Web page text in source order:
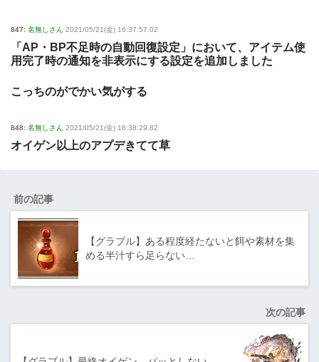
847: 名無しさん 2021/05/21(金) 16:37:57.02
「AP・BP不足時の自動回復設定」において、アイテム使
用完了時の通知を非表示にする設定を追加しました
こっちのがでかい気がする
848: 名無しさん 2021/05/21(金) 16:38:29.82
オイゲン以上のアプデきてて草
前の記事
【グラブル】ある程度経たないと餌や素材を集
める半汁すら足らない…
次の記事